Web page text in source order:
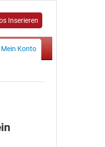
Inserieren
Mein Konto